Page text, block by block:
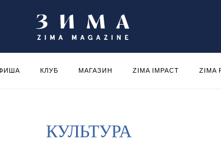
КЛУБ МАГАЗИН ZIMA IMPACT ZIMA
КУЛЬТУРА